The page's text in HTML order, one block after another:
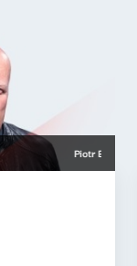
Piotr Bukartyk,